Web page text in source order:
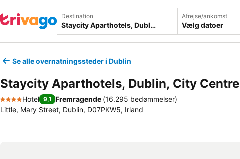
Destination Afrejse/ankomst
Vælg datoer
Se alle overnatningssteder i Dublin
Staycity Aparthotels, Dublin, City Centre
4 Stjerner
Hotel 9,1 Fremragende (16.295 bedømmelser)
Little, Mary Street, Dublin, D07PKW5, Irland